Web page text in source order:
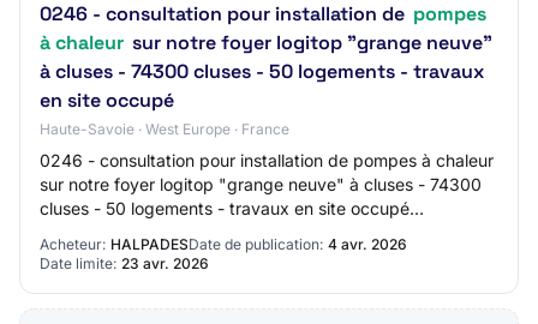
0246 - consultation pour installation de pompes
à chaleur sur notre foyer logitop "grange neuve"
à cluses - 74300 cluses - 50 logements - travaux
en site occupé
Haute-Savoie · West Europe · France
0246 - consultation pour installation de pompes à chaleur
sur notre foyer logitop "grange neuve" à cluses - 74300
cluses - 50 logements - travaux en site occupé
Acheteur: HALPADESDate de publication: 4 avr. 2026
Date limite: 23 avr. 2026